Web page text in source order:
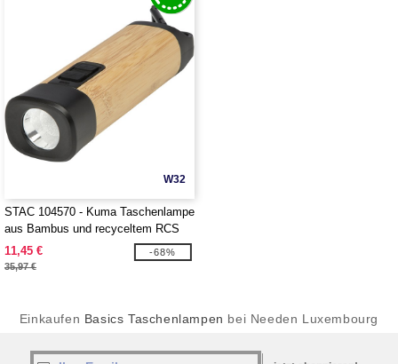
W32
STAC 104570 - Kuma Taschenlampe
aus Bambus und recyceltem RCS
Kunststoff mit Karabinerhaken
11,45 €
35,97 €
-68%
Einkaufen Basics Taschenlampen bei Needen Luxembourg